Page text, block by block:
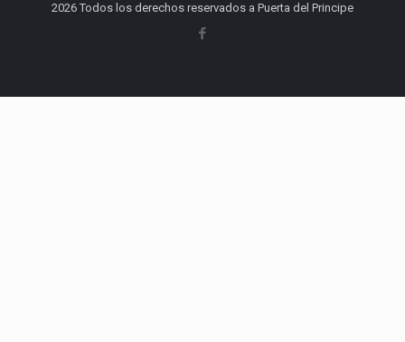
2026 Todos los derechos reservados a Puerta del Principe